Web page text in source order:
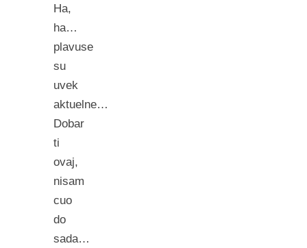
Ha,
ha…
plavuse
su
uvek
aktuelne…
Dobar
ti
ovaj,
nisam
cuo
do
sada…